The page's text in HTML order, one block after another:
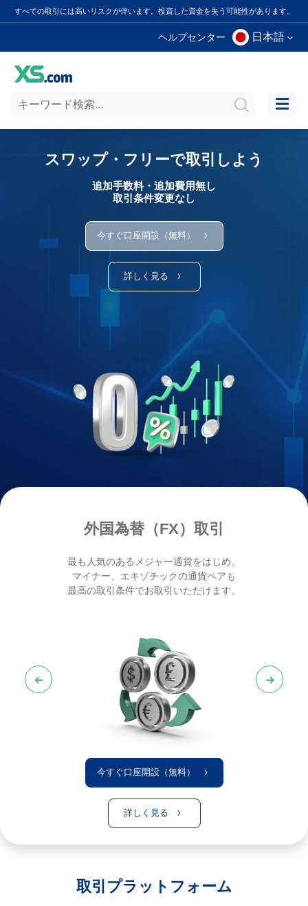
すべての取引には高いリスクが伴います。投資した資金を失う可能性があります。
ヘルプセンター 日本語
スワップ・フリーで取引しよう
追加手数料・追加費用無し
取引条件変更なし
今すぐ口座開設（無料）
詳しく見る
外国為替（FX）取引
最も人気のあるメジャー通貨をはじめ、
マイナー、 エキゾチックの通貨ペアも
最高の取引条件でお取引いただけます。
今すぐ口座開設（無料）
詳しく見る
取引プラットフォーム